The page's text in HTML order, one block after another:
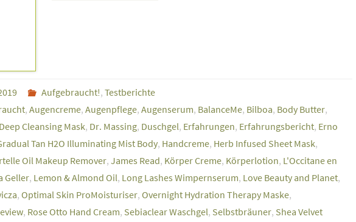
Aufgebraucht!,Testberichte
, Augencreme, Augenpflege, Augenserum, BalanceMe, Bilboa, Body Butter,
Deep Cleansing Mask, Dr. Massing, Duschgel, Erfahrungen, Erfahrungsbericht, Erno
Tan H2O Illuminating Mist Body, Handcreme, Herb Infused Sheet Mask,
Oil Makeup Remover, James Read, Körper Creme, Körperlotion, L'Occitane en
Geller, Lemon & Almond Oil, Long Lashes Wimpernserum, Love Beauty and Planet,
, Optimal Skin ProMoisturiser, Overnight Hydration Therapy Maske,
, Rose Otto Hand Cream, Sebiaclear Waschgel, Selbstbräuner, Shea Velvet